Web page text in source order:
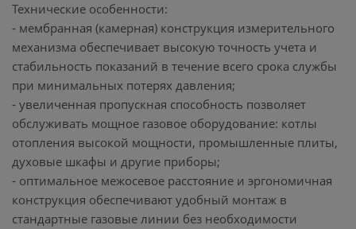
Технические особенности:
- мембранная (камерная) конструкция измерительного
механизма обеспечивает высокую точность учета и
стабильность показаний в течение всего срока службы
при минимальных потерях давления;
- увеличенная пропускная способность позволяет
обслуживать мощное газовое оборудование: котлы
отопления высокой мощности, промышленные плиты,
духовые шкафы и другие приборы;
- оптимальное межосевое расстояние и эргономичная
конструкция обеспечивают удобный монтаж в
стандартные газовые линии без необходимости